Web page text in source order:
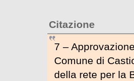
Citazione
7 –
Comune di
della rete per la